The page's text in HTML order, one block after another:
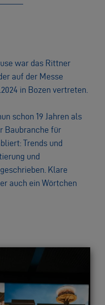
war das Rittner
auf der Messe
in Bozen vertreten.
schon 19 Jahren als
Baubranche für
Trends und
und
Klare
auch ein Wörtchen